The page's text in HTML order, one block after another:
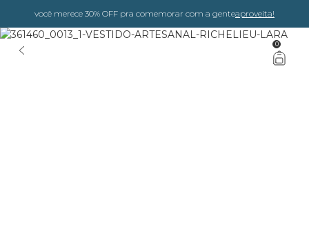
você merece 30% OFF pra comemorar com a genteaproveita!
0